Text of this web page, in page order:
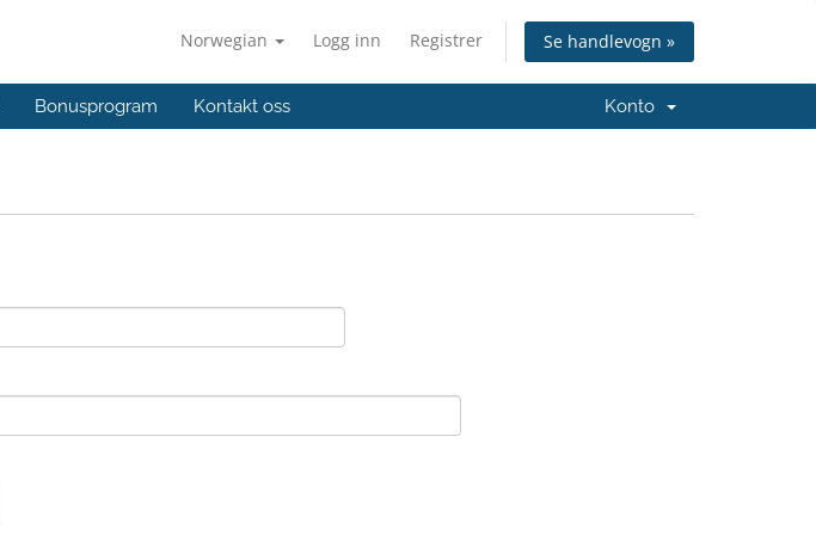
Norwegian Logg inn Registrer Se handlevogn »
Bonusprogram Kontakt oss Konto